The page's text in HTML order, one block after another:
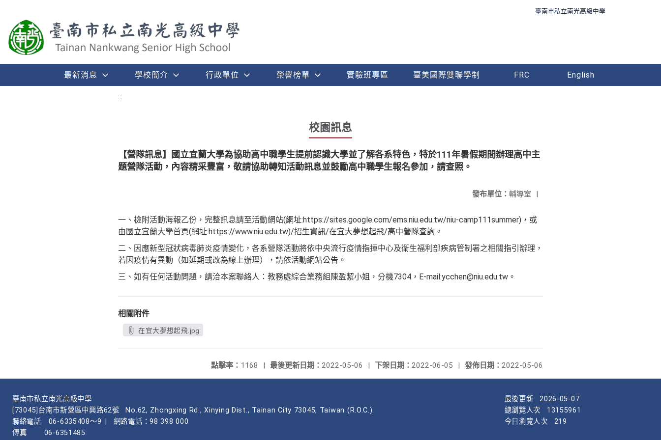
臺南市私立南光高級中學
最新消息 學校簡介 行政單位 榮譽榜單 實驗班專區 臺美國際雙聯學制 FRC English
:::
校園訊息
【營隊訊息】國立宜蘭大學為協助高中職學生提前認識大學並了解各系特色，特於111年暑假期間辦理高中主
題營隊活動，內容精采豐富，敬請協助轉知活動訊息並鼓勵高中職學生報名參加，請查照。
發布單位： 輔導室 |
一、檢附活動海報乙份，完整訊息請至活動網站(網址:https://sites.google.com/ems.niu.edu.tw/niu-camp111summer)，或
由國立宜蘭大學首頁(網址:https://www.niu.edu.tw)/招生資訊/在宜大夢想起飛/高中營隊查詢。
二、因應新型冠狀病毒肺炎疫情變化，各系營隊活動將依中央流行疫情指揮中心及衛生福利部疾病管制署之相關指引辦理，
若因疫情有異動（如延期或改為線上辦理），請依活動網站公告。
三、如有任何活動問題，請洽本案聯絡人：教務處綜合業務組陳盈絜小姐，分機7304，E-mail:ycchen@niu.edu.tw。
相關附件
在宜大夢想起飛.jpg
發佈日期： 2022-05-06
下架日期： 2022-06-05 |
最後更新日期： 2022-05-06 |
點擊率： 1168 |
臺南市私立南光高級中學
[73045]台南市新營區中興路62號
No.62, Zhongxing Rd., Xinying Dist., Tainan City 73045, Taiwan (R.O.C.)
聯絡電話
06-6335408～9
網路電話：98 398 000
傳真
06-6351485
最後更新
2026-05-07
總瀏覽人次
13155961
今日瀏覽人次
219